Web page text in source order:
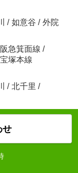
/ 如意谷 / 外院
阪急箕面線 /
塚本線
/ 北千里 /
せ